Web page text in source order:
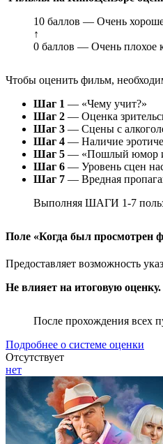
10 баллов — Очень
↑
0 баллов — Очень плохое
Чтобы оценить фильм,
Шаг 1 — «Чему учит?»
Шаг 2 — Оценка
Шаг 3 — Сцены с
Шаг 4 — Наличие
Шаг 5 — «Пошлый юмор
Шаг 6 — Уровень сцен
Шаг 7 — Вредная
Выполняя ШАГИ 1-7
Поле «Когда был просмотрен
Предоставляет возможность
Не влияет на итоговую оценку.
После прохождения всех
Подробнее о системе оценки
Отсутствует
нет